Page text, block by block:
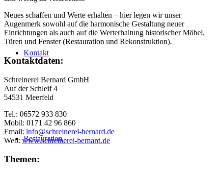
Kontakt
Restauration
Neues schaffen und Werte erhalten – hier legen wir unser
Augenmerk sowohl auf die harmonische Gestaltung neuer
Einrichtungen als auch auf die Werterhaltung historischer Möbel,
Türen und Fenster (Restauration und Rekonstruktion).
Kontaktdaten:
Schreinerei Bernard GmbH
Auf der Schleif 4
54531 Meerfeld
Tel.: 06572 933 830
Mobil: 0171 42 96 860
Email: info@schreinerei-bernard.de
Web: www.schreinerei-bernard.de
Themen: